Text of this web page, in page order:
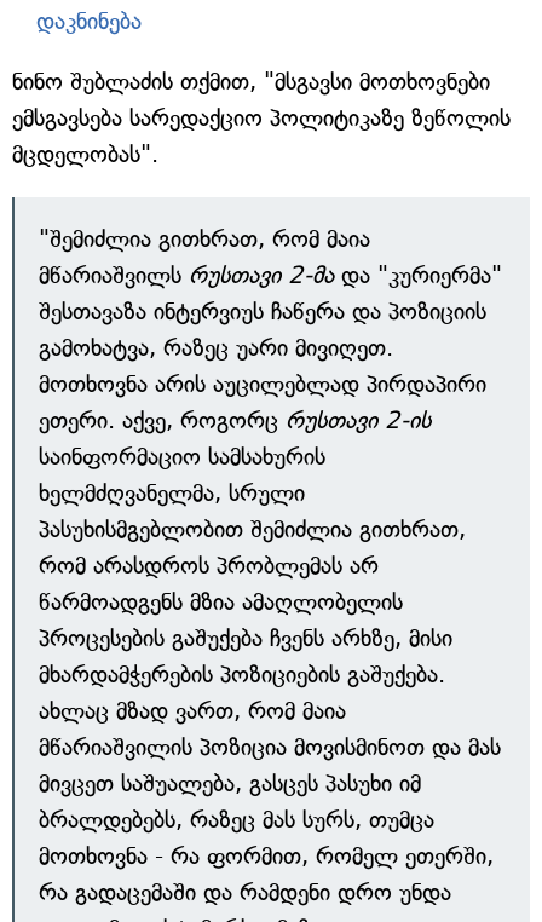
დაკნინება
ნინო შუბლაძის თქმით, "მსგავსი მოთხოვნები
ემსგავსება სარედაქციო პოლიტიკაზე ზეწოლის
მცდელობას".
"შემიძლია გითხრათ, რომ მაია
მწარიაშვილს რუსთავი 2-მადა "კურიერმა"
შესთავაზა ინტერვიუს ჩაწერა და პოზიციის
გამოხატვა, რაზეც უარი მივიღეთ.
მოთხოვნა არის აუცილებლად პირდაპირი
ეთერი. აქვე, როგორც რუსთავი 2-ის
საინფორმაციო სამსახურის
ხელმძღვანელმა, სრული
პასუხისმგებლობით შემიძლია გითხრათ,
რომ არასდროს პრობლემას არ
წარმოადგენს მზია ამაღლობელის
პროცესების გაშუქება ჩვენს არხზე, მისი
მხარდამჭერების პოზიციების გაშუქება.
ახლაც მზად ვართ, რომ მაია
მწარიაშვილის პოზიცია მოვისმინოთ და მას
მივცეთ საშუალება, გასცეს პასუხი იმ
ბრალდებებს, რაზეც მას სურს, თუმცა
მოთხოვნა - რა ფორმით, რომელ ეთერში,
რა გადაცემაში და რამდენი დრო უნდა